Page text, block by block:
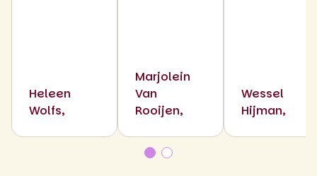
Heleen
Wolfs,
Marjolein
Van
Rooijen,
Wessel
Hijman,